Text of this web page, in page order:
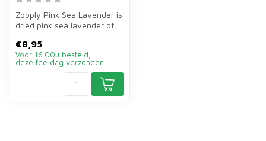
Zooply Pink Sea Lavender is
dried pink sea lavender of
€8,95
Voor 16.00u besteld,
dezelfde dag verzonden